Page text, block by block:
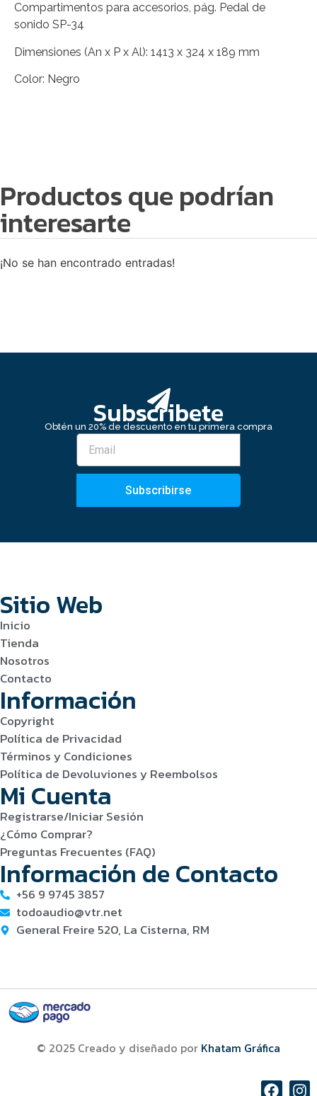
Compartimentos para accesorios, pág. Pedal de
sonido SP-34
Dimensiones (An x P x Al): 1413 x 324 x 189 mm
Color: Negro
Productos que podrían
interesarte
¡No se han encontrado entradas!
Subscribete
Obtén un 20% de descuento en tu primera compra
Subscribirse
Sitio Web
Inicio
Tienda
Nosotros
Contacto
Información
Copyright
Política de Privacidad
Términos y Condiciones
Política de Devoluviones y Reembolsos
Mi Cuenta
Registrarse/Iniciar Sesión
¿Cómo Comprar?
Preguntas Frecuentes (FAQ)
Información de Contacto
+56 9 9745 3857
todoaudio@vtr.net
General Freire 520, La Cisterna, RM
© 2025 Creado y diseñado por Khatam Gráfica